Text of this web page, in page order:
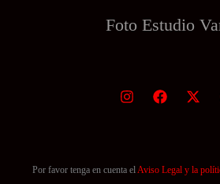
Foto Estudio
Por favor tenga en cuenta el Aviso Legal y la